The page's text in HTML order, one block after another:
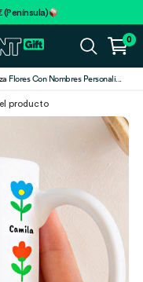
(Península)
0
Flores Con Nombres Personali...
producto